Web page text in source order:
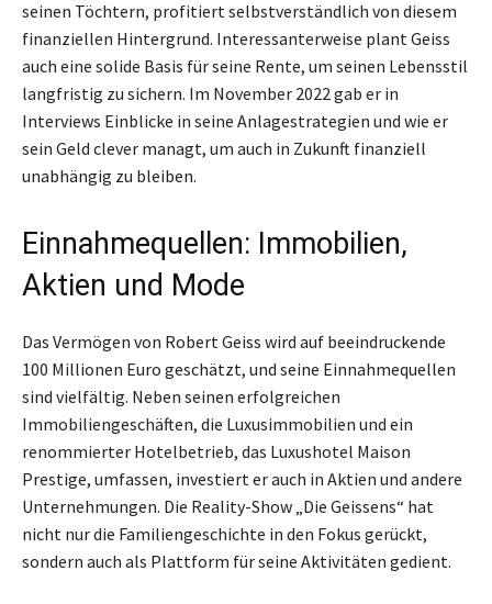
seinen Töchtern, profitiert selbstverständlich von diesem
finanziellen Hintergrund. Interessanterweise plant Geiss
auch eine solide Basis für seine Rente, um seinen Lebensstil
langfristig zu sichern. Im November 2022 gab er in
Interviews Einblicke in seine Anlagestrategien und wie er
sein Geld clever managt, um auch in Zukunft finanziell
unabhängig zu bleiben.
Einnahmequellen: Immobilien,
Aktien und Mode
Das Vermögen von Robert Geiss wird auf beeindruckende
100 Millionen Euro geschätzt, und seine Einnahmequellen
sind vielfältig. Neben seinen erfolgreichen
Immobiliengeschäften, die Luxusimmobilien und ein
renommierter Hotelbetrieb, das Luxushotel Maison
Prestige, umfassen, investiert er auch in Aktien und andere
Unternehmungen. Die Reality-Show „Die Geissens“ hat
nicht nur die Familiengeschichte in den Fokus gerückt,
sondern auch als Plattform für seine Aktivitäten gedient.